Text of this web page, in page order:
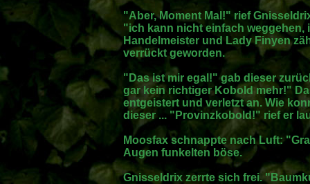
"Aber, Moment Mal!" rief
"ich kann nicht einfach weggehen,
Handelmeister und Lady Finyen
verrückt geworden.
"Das ist mir egal!" gab dieser
gar kein richtiger Kobold mehr!"
entgeistert und verletzt an. Wie
dieser ... "Provinzkobold!" rief er
Moosfax schnappte nach Luft:
Augen funkelten böse.
Gnisseldrix zerrte sich frei.